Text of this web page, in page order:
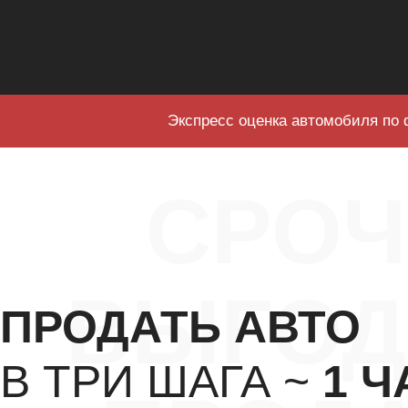
Экспресс оценка автомобиля
ПРОДАТЬ АВТО
В ТРИ ШАГА ~ 1